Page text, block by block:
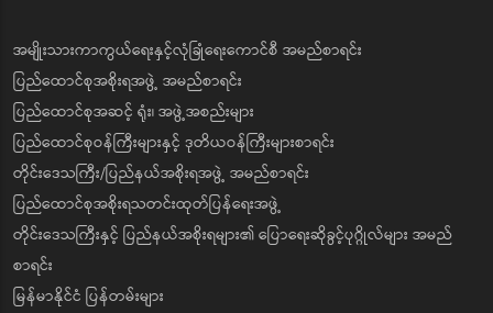
အမျိုးသားကာကွယ်ရေးနှင့်လုံခြုံရေးကောင်စီ အမည်စာရင်း
ပြည်ထောင်စုအစိုးရအဖွဲ့ အမည်စာရင်း
ပြည်ထောင်စုအဆင့် ရုံး၊ အဖွဲ့အစည်းများ
ပြည်ထောင်စုဝန်ကြီးများနှင့် ဒုတိယဝန်ကြီးများစာရင်း
တိုင်းဒေသကြီး/ပြည်နယ်အစိုးရအဖွဲ့ အမည်စာရင်း
ပြည်ထောင်စုအစိုးရသတင်းထုတ်ပြန်ရေးအဖွဲ့
တိုင်းဒေသကြီးနှင့် ပြည်နယ်အစိုးရများ၏ ပြောရေးဆိုခွင့်ပုဂ္ဂိုလ်များ အမည်
စာရင်း
မြန်မာနိုင်ငံ ပြန်တမ်းများ